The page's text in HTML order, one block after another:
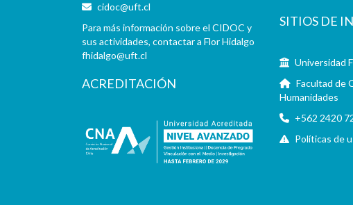
cidoc@uft.cl
Para más información sobre el CIDOC y
sus actividades, contactar a Flor Hidalgo
fhidalgo@uft.cl
ACREDITACIÓN
SITIOS DE
Universidad
Facultad de
Humanidades
+562 2420
Políticas de